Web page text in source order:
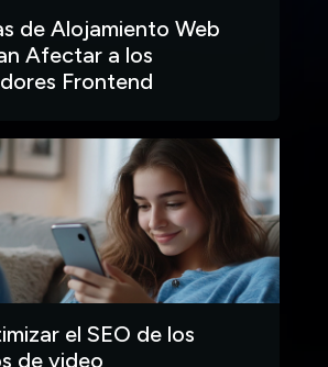
de Alojamiento Web
Afectar a los
Frontend
el SEO de los
de video